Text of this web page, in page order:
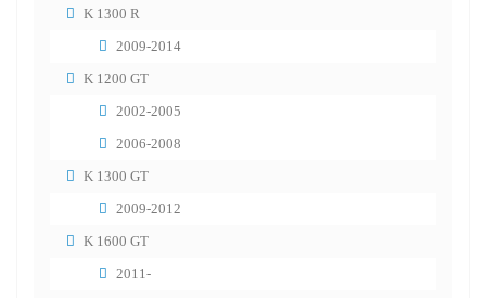
K 1300 R
2009-2014
K 1200 GT
2002-2005
2006-2008
K 1300 GT
2009-2012
K 1600 GT
2011-